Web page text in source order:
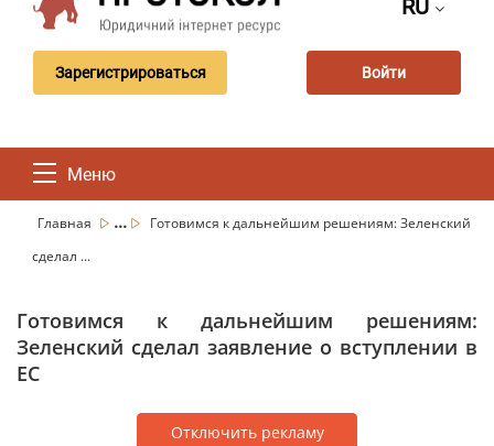
RU
Зарегистрироваться Войти
Меню
Главная ...
Готовимся к дальнейшим решениям: Зеленский
сделал ...
Готовимся к дальнейшим решениям:
Зеленский сделал заявление о вступлении в
ЕС
Отключить рекламу